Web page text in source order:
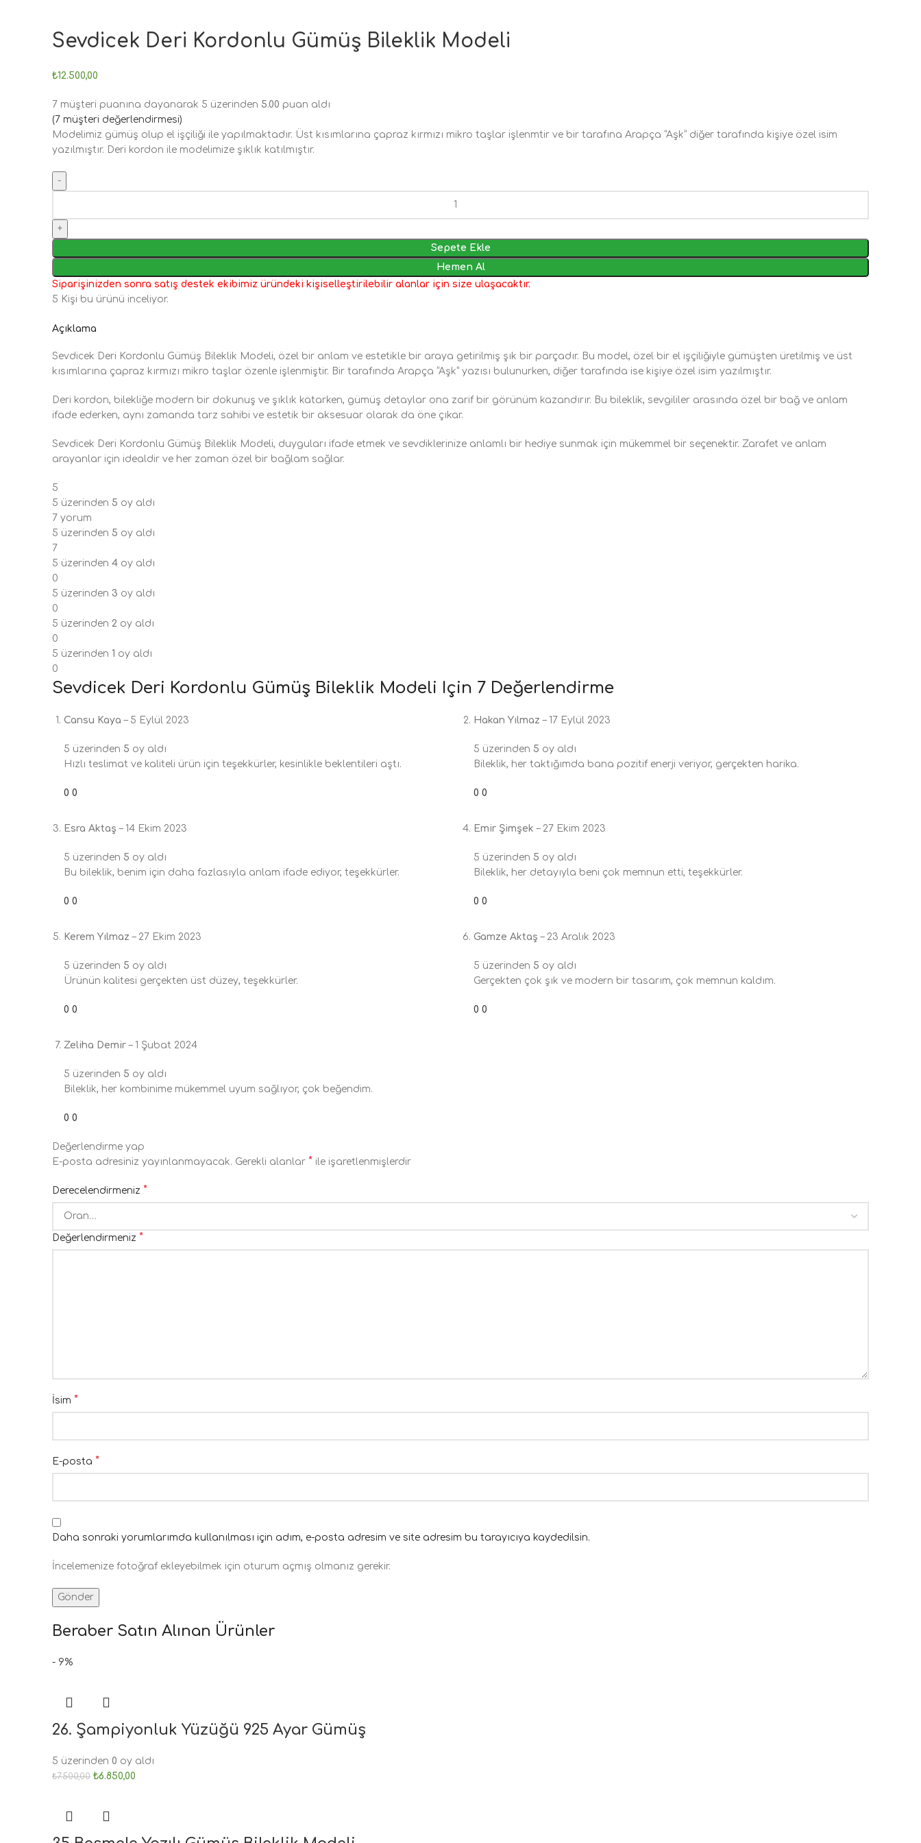
Sevdicek Deri Kordonlu Gümüş Bileklik Modeli
₺12.500,00
7 müşteri puanına dayanarak 5 üzerinden 5.00 puan aldı
(7 müşteri değerlendirmesi)
Modelimiz gümüş olup el işçiliği ile yapılmaktadır. Üst kısımlarına çapraz kırmızı mikro taşlar işlenmtir ve bir tarafına Arapça “Aşk” diğer tarafında kişiye özel isim
yazılmıştır. Deri kordon ile modelimize şıklık katılmıştır.
Sepete Ekle
Hemen Al
Siparişinizden sonra satış destek ekibimiz üründeki kişiselleştirilebilir alanlar için size ulaşacaktır.
5 Kişi bu ürünü inceliyor.
Açıklama
Sevdicek Deri Kordonlu Gümüş Bileklik Modeli, özel bir anlam ve estetikle bir araya getirilmiş şık bir parçadır. Bu model, özel bir el işçiliğiyle gümüşten üretilmiş ve üst
kısımlarına çapraz kırmızı mikro taşlar özenle işlenmiştir. Bir tarafında Arapça “Aşk” yazısı bulunurken, diğer tarafında ise kişiye özel isim yazılmıştır.
Deri kordon, bilekliğe modern bir dokunuş ve şıklık katarken, gümüş detaylar ona zarif bir görünüm kazandırır. Bu bileklik, sevgililer arasında özel bir bağ ve anlam
ifade ederken, aynı zamanda tarz sahibi ve estetik bir aksesuar olarak da öne çıkar.
Sevdicek Deri Kordonlu Gümüş Bileklik Modeli, duyguları ifade etmek ve sevdiklerinize anlamlı bir hediye sunmak için mükemmel bir seçenektir. Zarafet ve anlam
arayanlar için idealdir ve her zaman özel bir bağlam sağlar.
5
5 üzerinden 5 oy aldı
7 yorum
5 üzerinden 5 oy aldı
7
5 üzerinden 4 oy aldı
0
5 üzerinden 3 oy aldı
0
5 üzerinden 2 oy aldı
0
5 üzerinden 1 oy aldı
0
Sevdicek Deri Kordonlu Gümüş Bileklik Modeli Için 7 Değerlendirme
Cansu Kaya– 5 Eylül 2023
5 üzerinden 5 oy aldı
Hızlı teslimat ve kaliteli ürün için teşekkürler, kesinlikle beklentileri aştı.
0 0
Hakan Yılmaz– 17 Eylül 2023
5 üzerinden 5 oy aldı
Bileklik, her taktığımda bana pozitif enerji veriyor, gerçekten harika.
0 0
Esra Aktaş– 14 Ekim 2023
5 üzerinden 5 oy aldı
Bu bileklik, benim için daha fazlasıyla anlam ifade ediyor, teşekkürler.
0 0
Emir Şimşek– 27 Ekim 2023
5 üzerinden 5 oy aldı
Bileklik, her detayıyla beni çok memnun etti, teşekkürler.
0 0
Kerem Yılmaz– 27 Ekim 2023
5 üzerinden 5 oy aldı
Ürünün kalitesi gerçekten üst düzey, teşekkürler.
0 0
Gamze Aktaş– 23 Aralık 2023
5 üzerinden 5 oy aldı
Gerçekten çok şık ve modern bir tasarım, çok memnun kaldım.
0 0
Zeliha Demir– 1 Şubat 2024
5 üzerinden 5 oy aldı
Bileklik, her kombinime mükemmel uyum sağlıyor, çok beğendim.
0 0
Değerlendirme yap
E-posta adresiniz yayınlanmayacak. Gerekli alanlar * ile işaretlenmişlerdir
Derecelendirmeniz *
Değerlendirmeniz *
İsim *
E-posta *
Daha sonraki yorumlarımda kullanılması için adım, e-posta adresim ve site adresim bu tarayıcıya kaydedilsin.
İncelemenize fotoğraf ekleyebilmek için oturum açmış olmanız gerekir.
Beraber Satın Alınan Ürünler
- 9%
26. Şampiyonluk Yüzüğü 925 Ayar Gümüş
5 üzerinden 0 oy aldı
₺7.500,00 ₺6.850,00